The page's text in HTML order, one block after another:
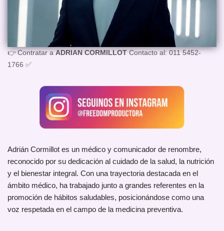
👉 Contratar aADRIAN CORMILLOTContacto al: 011 5452-
1766 ✅
Adrián Cormillot es un médico y comunicador de renombre,
reconocido por su dedicación al cuidado de la salud, la nutrición
y el bienestar integral. Con una trayectoria destacada en el
ámbito médico, ha trabajado junto a grandes referentes en la
promoción de hábitos saludables, posicionándose como una
voz respetada en el campo de la medicina preventiva.